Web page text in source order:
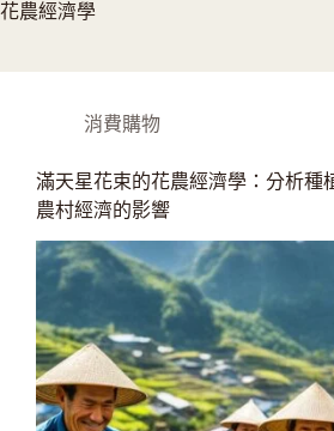
花農經濟學
消費購物
滿天星花束的花農經濟學：分析種
農村經濟的影響